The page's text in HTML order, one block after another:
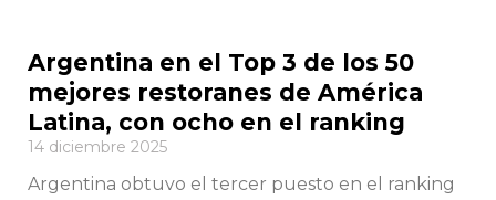
Argentina en el Top 3 de los 50
mejores restoranes de América
Latina, con ocho en el ranking
14 diciembre 2025
Argentina obtuvo el tercer puesto en el ranking